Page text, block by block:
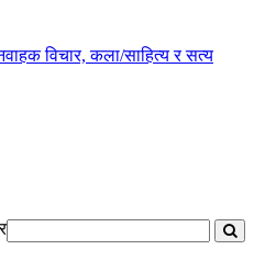
विचार, कला/साहित्य र सत्य